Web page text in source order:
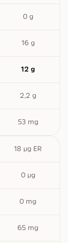
0 g
16 g
12 g
2,2 g
53 mg
18 µg ER
0 µg
0 mg
65 mg